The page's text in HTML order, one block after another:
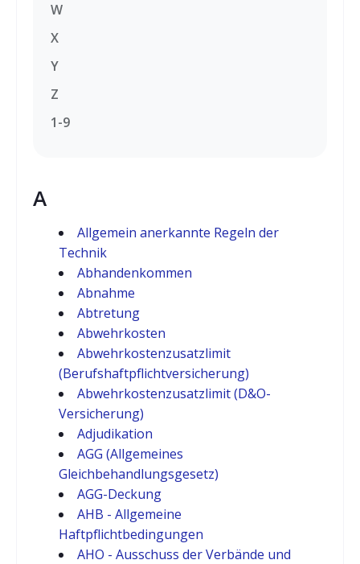
W
X
Y
Z
1-9
A
Allgemein anerkannte Regeln der
Technik
Abhandenkommen
Abnahme
Abtretung
Abwehrkosten
Abwehrkostenzusatzlimit
(Berufshaftpflichtversicherung)
Abwehrkostenzusatzlimit (D&O-
Versicherung)
Adjudikation
AGG (Allgemeines
Gleichbehandlungsgesetz)
AGG-Deckung
AHB - Allgemeine
Haftpflichtbedingungen
AHO - Ausschuss der Verbände und